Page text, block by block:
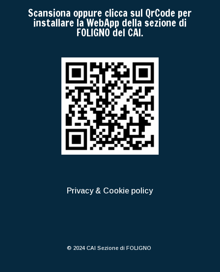
Scansiona oppure clicca sul QrCode per
installare la WebApp della sezione di
FOLIGNO del CAI.
Privacy & Cookie policy
© 2024 CAI Sezione di FOLIGNO